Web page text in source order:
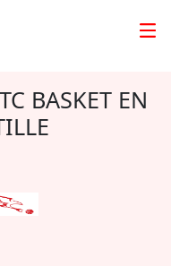
BASKET EN